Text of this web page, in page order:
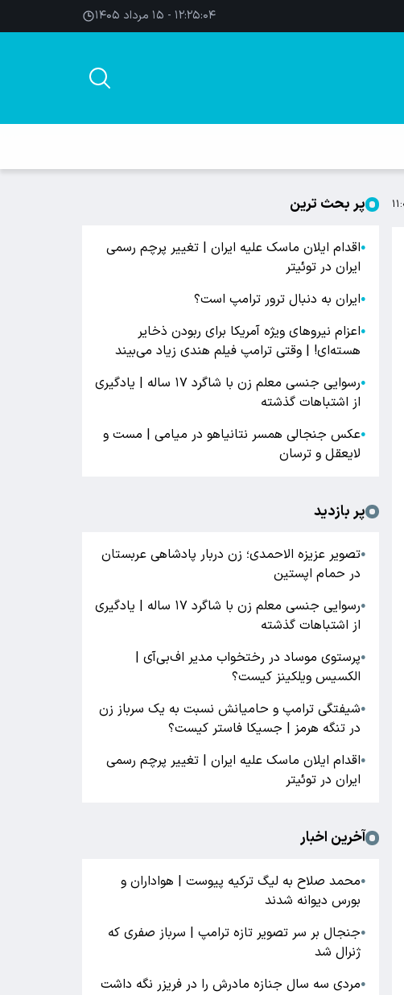
۱۲:۲۵:۰۵ - ۱۵ مرداد ۱۴۰۵
پر بحث ترین
●اقدام ایلان ماسک علیه ایران | تغییر پرچم رسمی
ایران در توئیتر
●ایران به دنبال ترور ترامپ است؟
●اعزام نیروهای ویژه آمریکا برای ربودن ذخایر
هسته‌ای! | وقتی ترامپ فیلم هندی زیاد می‌بیند
●
رسوایی جنسی معلم زن با شاگرد ۱۷ ساله | یادگیری
از اشتباهات گذشته
●عکس جنجالی همسر نتانیاهو در میامی | مست و
لایعقل و ترسان
پر بازدید
●تصویر عزیزه الاحمدی؛ زن دربار پادشاهی عربستان
در حمام اپستین
●
رسوایی جنسی معلم زن با شاگرد ۱۷ ساله | یادگیری
از اشتباهات گذشته
●پرستوی موساد در رختخواب مدیر اف‌بی‌آی |
الکسیس ویلکینز کیست؟
●شیفتگی ترامپ و حامیانش نسبت به یک سرباز زن
در تنگه هرمز | جسیکا فاستر کیست؟
●اقدام ایلان ماسک علیه ایران | تغییر پرچم رسمی
ایران در توئیتر
آخرین اخبار
●محمد صلاح به لیگ ترکیه پیوست | هواداران و
بورس دیوانه شدند
●جنجال بر سر تصویر تازه ترامپ | سرباز صفری که
ژنرال شد
●مردی سه سال جنازه مادرش را در فریزر نگه داشت